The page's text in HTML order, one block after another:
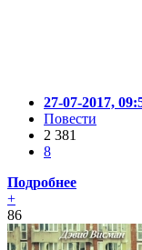
27-07-2017,
Повести
2 381
8
Подробнее
+
86